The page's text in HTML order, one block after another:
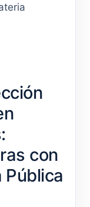
con
Pública